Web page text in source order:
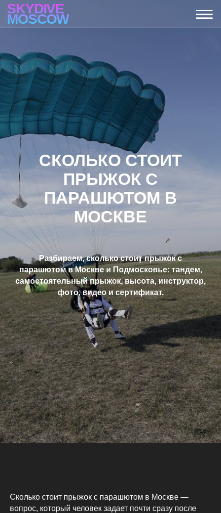
SKYDIVE
MOSCOW
СКОЛЬКО СТОИТ
ПРЫЖОК С
ПАРАШЮТОМ В
МОСКВЕ
Разбираем, сколько стоит прыжок с
парашютом в Москве и Подмосковье: тандем,
самостоятельный прыжок, высота, инструктор,
фото, видео и сертификат.
Сколько стоит прыжок с парашютом в Москве —
вопрос, который человек задает почти сразу после